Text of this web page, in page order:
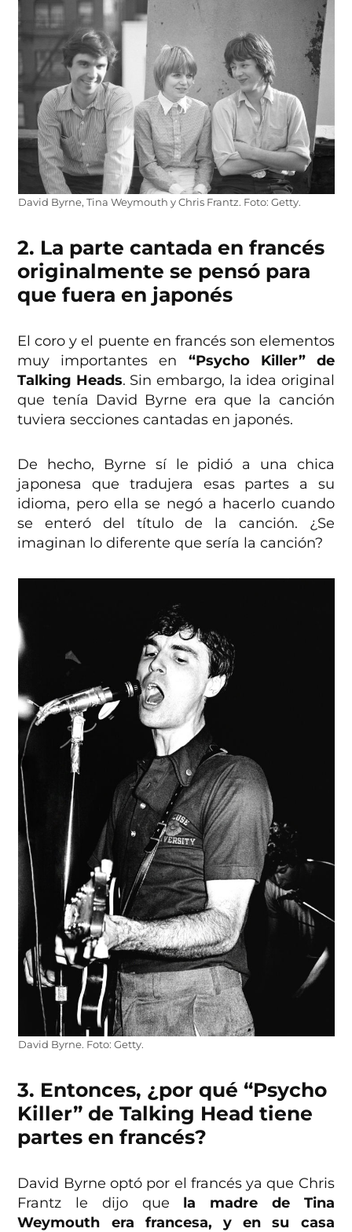
David Byrne, Tina Weymouth y Chris Frantz. Foto: Getty.
2. La parte cantada en francés
originalmente se pensó para
que fuera en japonés
El coro y el puente en francés son elementos
muy importantes en “Psycho Killer” de
Talking Heads. Sin embargo, la idea original
que tenía David Byrne era que la canción
tuviera secciones cantadas en japonés.
De hecho, Byrne sí le pidió a una chica
japonesa que tradujera esas partes a su
idioma, pero ella se negó a hacerlo cuando
se enteró del título de la canción. ¿Se
imaginan lo diferente que sería la canción?
David Byrne. Foto: Getty.
3. Entonces, ¿por qué “Psycho
Killer” de Talking Head tiene
partes en francés?
David Byrne optó por el francés ya que Chris
Frantz le dijo que la madre de Tina
Weymouth era francesa, y en su casa